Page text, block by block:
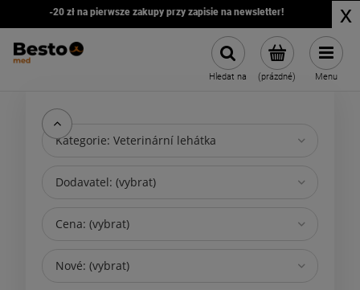
-20 zł na pierwsze zakupy przy zapisie na newsletter! x
(prázdné)
Hledat na Menu
Kategorie: Veterinární lehátka
Dodavatel: (vybrat)
Cena: (vybrat)
Nové: (vybrat)